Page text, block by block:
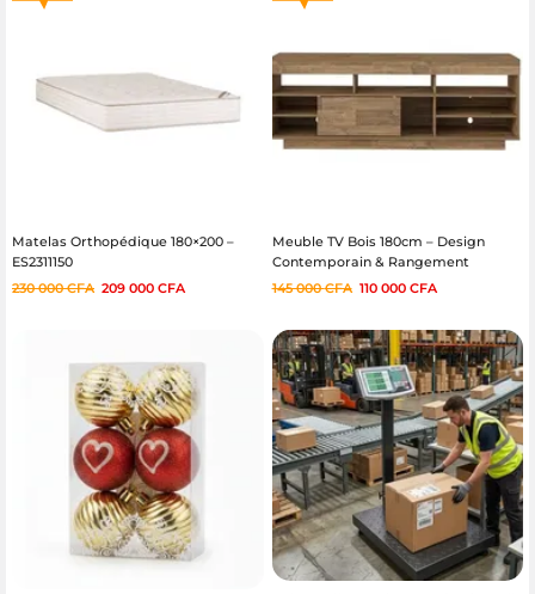
Matelas Orthopédique 180×200 –
ES2311150
230 000CFA 209 000 CFA
Meuble TV Bois 180cm – Design
Contemporain & Rangement
145 000CFA 110 000 CFA